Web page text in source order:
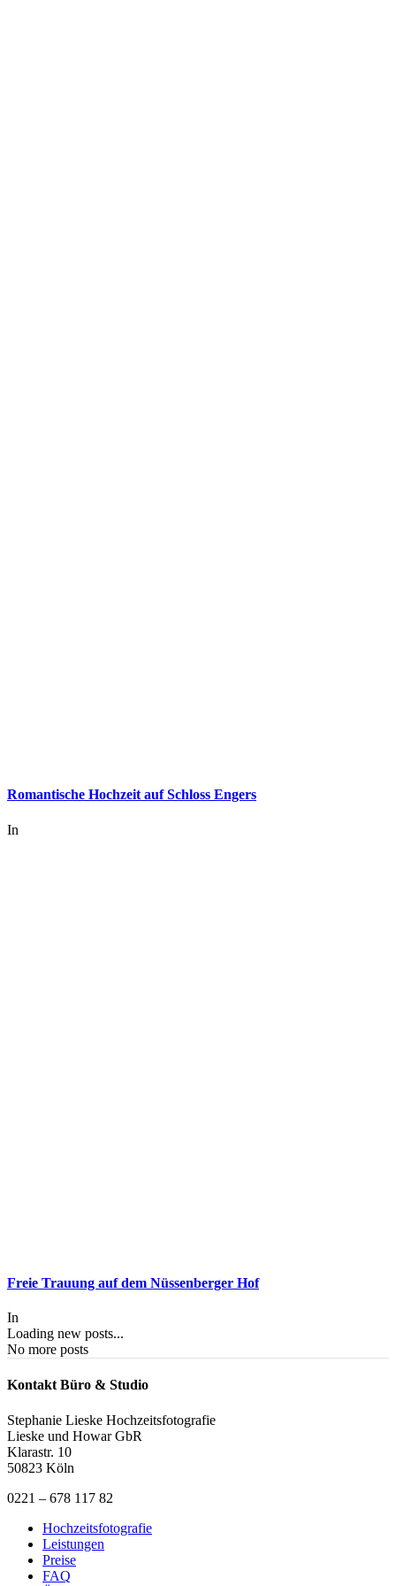
Romantische Hochzeit auf Schloss Engers
In
Freie Trauung auf dem Nüssenberger Hof
In
Loading new posts...
No more posts
Kontakt Büro & Studio
Stephanie Lieske Hochzeitsfotografie
Lieske und Howar GbR
Klarastr. 10
50823 Köln
0221 – 678 117 82
Hochzeitsfotografie
Leistungen
Preise
FAQ